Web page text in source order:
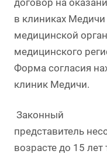
договор на
в клиниках
медицинской
медицинского
Форма согласия
клиник Медичи.
Законный
представитель
возрасте до 15 лет